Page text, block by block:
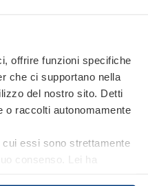
offrire funzioni specifiche
che ci supportano nella
del nostro sito. Detti
o raccolti autonomamente
essi sono strettamente
consenso. Lei ha